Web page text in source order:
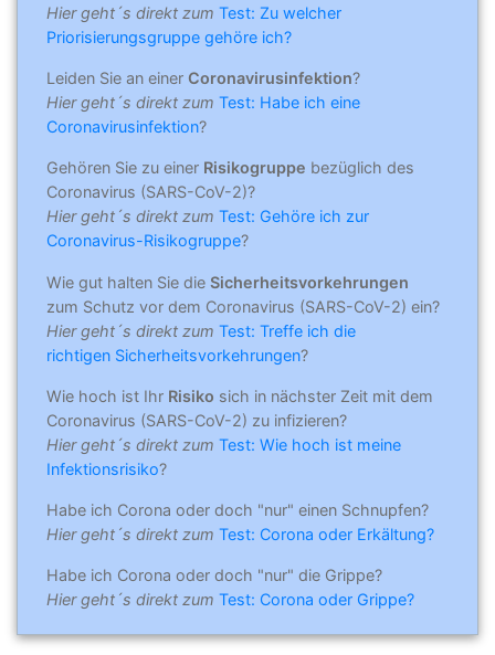
Hier geht´s direkt zum Test: Zu welcher
Priorisierungsgruppe gehöre ich?
Leiden Sie an einer Coronavirusinfektion?
Hier geht´s direkt zum Test: Habe ich eine
Coronavirusinfektion?
Gehören Sie zu einer Risikogruppe bezüglich des
Coronavirus (SARS-CoV-2)?
Hier geht´s direkt zum Test: Gehöre ich zur
Coronavirus-Risikogruppe?
Wie gut halten Sie die Sicherheitsvorkehrungen
zum Schutz vor dem Coronavirus (SARS-CoV-2) ein?
Hier geht´s direkt zum Test: Treffe ich die
richtigen Sicherheitsvorkehrungen?
Wie hoch ist Ihr Risiko sich in nächster Zeit mit dem
Coronavirus (SARS-CoV-2) zu infizieren?
Hier geht´s direkt zum Test: Wie hoch ist meine
Infektionsrisiko?
Habe ich Corona oder doch "nur" einen Schnupfen?
Hier geht´s direkt zum Test: Corona oder Erkältung?
Habe ich Corona oder doch "nur" die Grippe?
Hier geht´s direkt zum Test: Corona oder Grippe?